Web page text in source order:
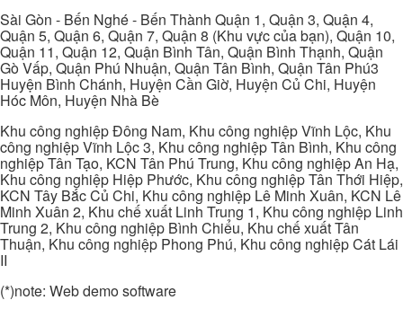
Sài Gòn - Bến Nghé - Bến Thành Quận 1, Quận 3, Quận 4,
Quận 5, Quận 6, Quận 7, Quận 8 (Khu vực của bạn), Quận 10,
Quận 11, Quận 12, Quận Bình Tân, Quận Bình Thạnh, Quận
Gò Vấp, Quận Phú Nhuận, Quận Tân Bình, Quận Tân Phú3
Huyện Bình Chánh, Huyện Cần Giờ, Huyện Củ Chi, Huyện
Hóc Môn, Huyện Nhà Bè
Khu công nghiệp Đông Nam, Khu công nghiệp Vĩnh Lộc, Khu
công nghiệp Vĩnh Lộc 3, Khu công nghiệp Tân Bình, Khu công
nghiệp Tân Tạo, KCN Tân Phú Trung, Khu công nghiệp An Hạ,
Khu công nghiệp Hiệp Phước, Khu công nghiệp Tân Thới Hiệp,
KCN Tây Bắc Củ Chi, Khu công nghiệp Lê Minh Xuân, KCN Lê
Minh Xuân 2, Khu chế xuất Linh Trung 1, Khu công nghiệp Linh
Trung 2, Khu công nghiệp Bình Chiểu, Khu chế xuất Tân
Thuận, Khu công nghiệp Phong Phú, Khu công nghiệp Cát Lái
II
(*)note: Web demo software